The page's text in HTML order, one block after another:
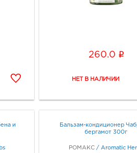
260.0 i
и
Бальзам-кондиционер
бергамот 300г
РОМАКС / Aromatic